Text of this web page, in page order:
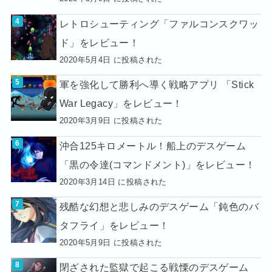
レトロシューティング「ファルコンスクワッ
ド」をレビュー！
2020年5月4日 に投稿された
軍を強化して勝利へ導く戦略アプリ 「Stick
War Legacy」をレビュー！
2020年3月9日 に投稿された
沖合125キロメートル！船上のデスゲーム
「黒の令達(コマンドメント)」をレビュー！
2020年3月14日 に投稿された
残酷な幻想と悲しみのデスゲーム「鈍色のバ
タフライ」をレビュー！
2020年5月9日 に投稿された
閉ざされた監獄で起こる戦慄のデスゲーム